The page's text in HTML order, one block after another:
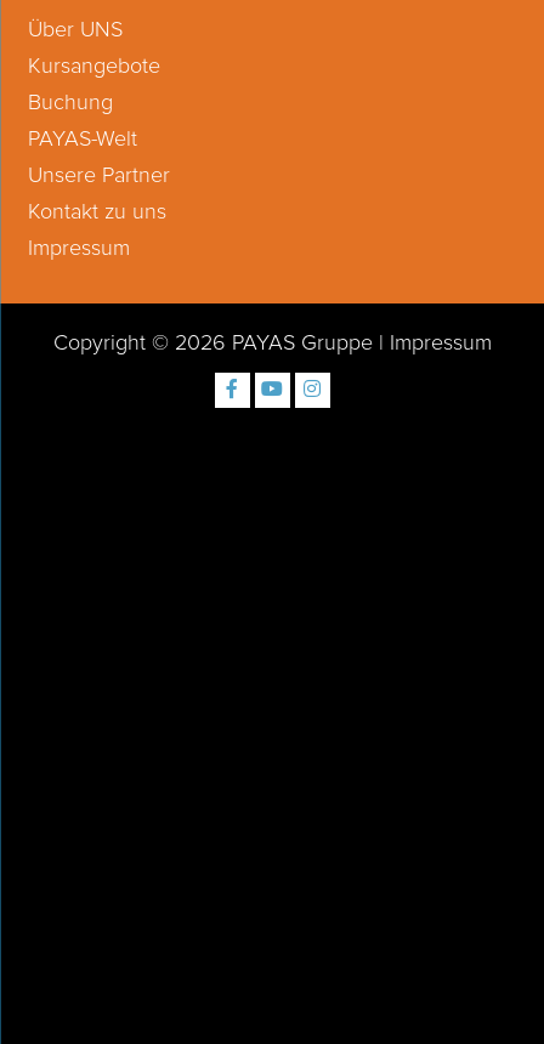
Über UNS
Kursangebote
Buchung
PAYAS-Welt
Unsere Partner
Kontakt zu uns
Impressum
Copyright © 2026 PAYAS Gruppe Impressum